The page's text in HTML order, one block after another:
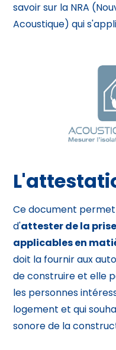
savoir sur la NRA
Acoustique) qui
Ce document
d'attester de la
applicables en
doit la fournir aux
de construire et elle
les personnes
logement et qui
sonore de la